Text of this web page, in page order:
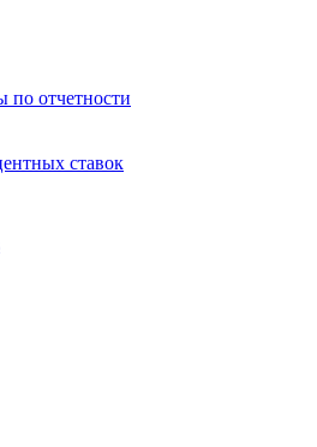
по отчетности
ставок